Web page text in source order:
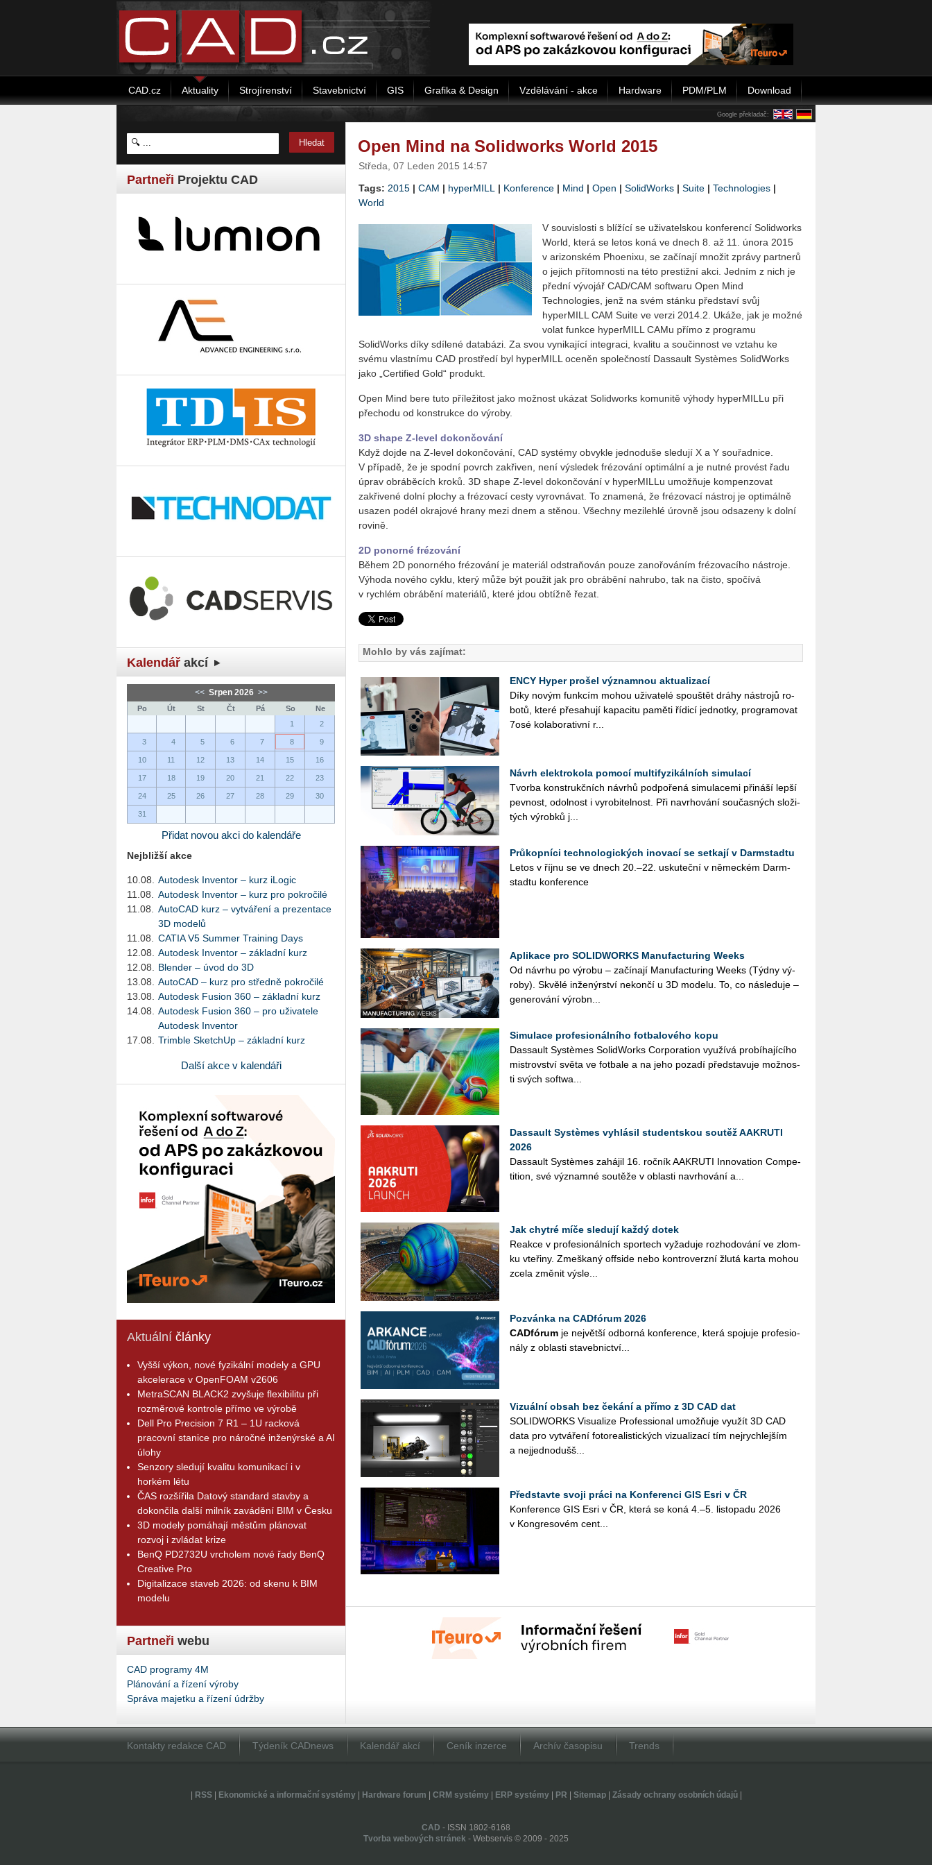
CAD.cz Aktuality Strojírenství Stavebnictví GIS Grafika & Design Vzdělávání - akce Hardware PDM/PLM Download
Google překladač:
Partneři Projektu CAD
Kalendář akcí
<< Srpen 2026 >>
Po Út St Čt Pá So
Ne
1
2
3 4 5 6 7 8 9
10 11 12 13 14 15 16
17 18 19 20 21 22 23
24 25 26 27 28 29 30
31
Přidat novou akci do kalendáře
Nejbližší akce
10.08.
Autodesk Inventor – kurz iLogic
11.08.
Autodesk Inventor – kurz pro pokročilé
11.08.
AutoCAD kurz – vytváření a prezentace
3D modelů
11.08.
CATIA V5 Summer Training Days
12.08.
Autodesk Inventor – základní kurz
12.08.
Blender – úvod do 3D
13.08.
AutoCAD – kurz pro středně pokročilé
13.08.
Autodesk Fusion 360 – základní kurz
14.08.
Autodesk Fusion 360 – pro uživatele
Autodesk Inventor
17.08.
Trimble SketchUp – základní kurz
Další akce v kalendáři
Aktuální články
Vyšší výkon, nové fyzikální modely a GPU
akcelerace v OpenFOAM v2606
MetraSCAN BLACK2 zvyšuje flexibilitu při
rozměrové kontrole přímo ve výrobě
Dell Pro Precision 7 R1 – 1U racková
pracovní stanice pro náročné inženýrské a AI
úlohy
Senzory sledují kvalitu komunikací i v
horkém létu
ČAS rozšířila Datový standard stavby a
dokončila další milník zavádění BIM v Česku
3D modely pomáhají městům plánovat
rozvoj i zvládat krize
BenQ PD2732U vrcholem nové řady BenQ
Creative Pro
Digitalizace staveb 2026: od skenu k BIM
modelu
Partneři webu
CAD programy 4M
Plánování a řízení výroby
Správa majetku a řízení údržby
Open Mind na Solidworks World 2015
Středa, 07 Leden 2015 14:57
Tags: 2015 | CAM | hyperMILL | Konference | Mind | Open | SolidWorks | Suite | Technologies |
World
V souvislosti s blížící se uživatelskou konferencí Solidworks
World, která se letos koná ve dnech 8. až 11. února 2015
v arizonském Phoenixu, se začínají množit zprávy partnerů
o jejich přítomnosti na této prestižní akci. Jedním z nich je
přední vývojář CAD/CAM softwaru Open Mind
Technologies, jenž na svém stánku představí svůj
hyperMILL CAM Suite ve verzi 2014.2. Ukáže, jak je možné
volat funkce hyperMILL CAMu přímo z programu
SolidWorks díky sdílené databázi. Za svou vynikající integraci, kvalitu a součinnost ve vztahu ke
svému vlastnímu CAD prostředí byl hyperMILL oceněn společností Dassault Systèmes SolidWorks
jako „Certified Gold“ produkt.
Open Mind bere tuto příležitost jako možnost ukázat Solidworks komunitě výhody hyperMILLu při
přechodu od konstrukce do výroby.
3D shape Z-level dokončování
Když dojde na Z-level dokončování, CAD systémy obvykle jednoduše sledují X a Y souřadnice.
V případě, že je spodní povrch zakřiven, není výsledek frézování optimální a je nutné provést řadu
úprav obráběcích kroků. 3D shape Z-level dokončování v hyperMILLu umožňuje kompenzovat
zakřivené dolní plochy a frézovací cesty vyrovnávat. To znamená, že frézovací nástroj je optimálně
usazen podél okrajové hrany mezi dnem a stěnou. Všechny mezilehlé úrovně jsou odsazeny k dolní
rovině.
2D ponorné frézování
Během 2D ponorného frézování je materiál odstraňován pouze zanořováním frézovacího nástroje.
Výhoda nového cyklu, který může být použit jak pro obrábění nahrubo, tak na čisto, spočívá
v rychlém obrábění materiálů, které jdou obtížně řezat.
Mohlo by vás zajímat:
ENCY Hyper prošel významnou aktualizací
Díky novým funk­cím mohou uži­va­te­lé spouš­tět dráhy ná­stro­jů ro­
bo­tů, které pře­sa­hu­jí ka­pa­ci­tu pa­mě­ti ří­di­cí jed­not­ky, pro­gra­mo­vat
7osé ko­la­bo­ra­tiv­ní r...
Návrh elektrokola pomocí multifyzikálních simulací
Tvor­ba kon­strukč­ních ná­vrhů pod­po­ře­ná si­mu­la­ce­mi při­ná­ší lepší
pev­nost, odol­nost i vy­ro­bi­tel­nost. Při na­vr­ho­vá­ní sou­čas­ných slo­ži­
tých vý­rob­ků j...
Průkopníci technologických inovací se setkají v Darmstadtu
Letos v říjnu se ve dnech 20.–22. usku­teč­ní v ně­mec­kém Darm­
sta­d­tu kon­fe­ren­ce
Aplikace pro SOLIDWORKS Manufacturing Weeks
Od ná­vr­hu po vý­ro­bu – za­čí­na­jí Ma­nu­factu­ring Weeks (Týdny vý­
ro­by). Skvě­lé in­že­nýr­ství ne­kon­čí u 3D mo­de­lu. To, co ná­sle­du­je –
ge­ne­ro­vá­ní vý­rob­n...
Simulace profesionálního fotbalového kopu
Das­sault Sys­tè­mes So­lid­Works Cor­po­rati­on vy­u­ží­vá pro­bí­ha­jí­cí­ho
mi­s­trov­ství světa ve fot­ba­le a na jeho po­za­dí před­sta­vu­je mož­nos­
ti svých soft­wa­...
Dassault Systèmes vyhlásil studentskou soutěž AAKRUTI
2026
Das­sault Sys­tè­mes za­há­jil 16. roč­ník AA­KRU­TI In­no­vati­on Com­pe­
ti­ti­on, své vý­znam­né sou­tě­že v ob­las­ti na­vr­ho­vá­ní a...
Jak chytré míče sledují každý dotek
Re­ak­ce v pro­fe­si­o­nál­ních spor­tech vy­ža­du­je roz­ho­do­vá­ní ve zlom­
ku vte­ři­ny. Zmeš­ka­ný off­si­de nebo kon­tro­verz­ní žlutá karta mohou
zcela změ­nit vý­sle...
Pozvánka na CADfórum 2026
CAD­fó­rum je nej­vět­ší od­bor­ná kon­fe­ren­ce, která spo­ju­je pro­fe­si­o­
ná­ly z ob­las­ti sta­veb­nic­tví...
Vizuální obsah bez čekání a přímo z 3D CAD dat
SO­LID­WORKS Vi­su­a­li­ze Pro­fes­si­o­nal umož­ňuje vy­u­žít 3D CAD
data pro vy­tvá­ře­ní fo­to­re­a­lis­tic­kých vi­zu­a­li­za­cí tím nej­rych­lej­ším
a nej­jed­no­duš­š...
Představte svoji práci na Konferenci GIS Esri v ČR
Kon­fe­ren­ce GIS Esri v ČR, která se koná 4.–5. lis­to­pa­du 2026
v Kon­gre­so­vém cen­t­...
Kontakty redakce CAD Týdeník CADnews Kalendář akcí Ceník inzerce Archív časopisu Trends
RSS| Ekonomické a informační systémy| Hardware forum CRM systémy| ERP systémy| PR Sitemap| Zásady ochrany osobních údajů|
CAD - ISSN 1802-6168
Tvorba webových stránek - Webservis © 2009 - 2025